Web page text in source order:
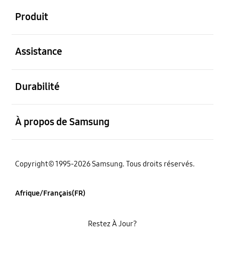
Produit
Assistance
Durabilité
À propos de Samsung
Copyright© 1995-2026 Samsung. Tous droits réservés.
Afrique/Français(FR)
Restez À Jour?